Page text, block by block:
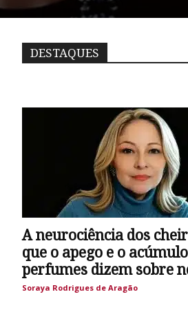
DESTAQUES
A neurociência dos
que o apego e o
perfumes dizem sobre
Soraya Rodrigues de Aragão